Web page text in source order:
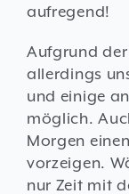
aufregend!
Aufgrund
allerdings
und einige
möglich.
Morgen
vorzeigen.
nur Zeit mit